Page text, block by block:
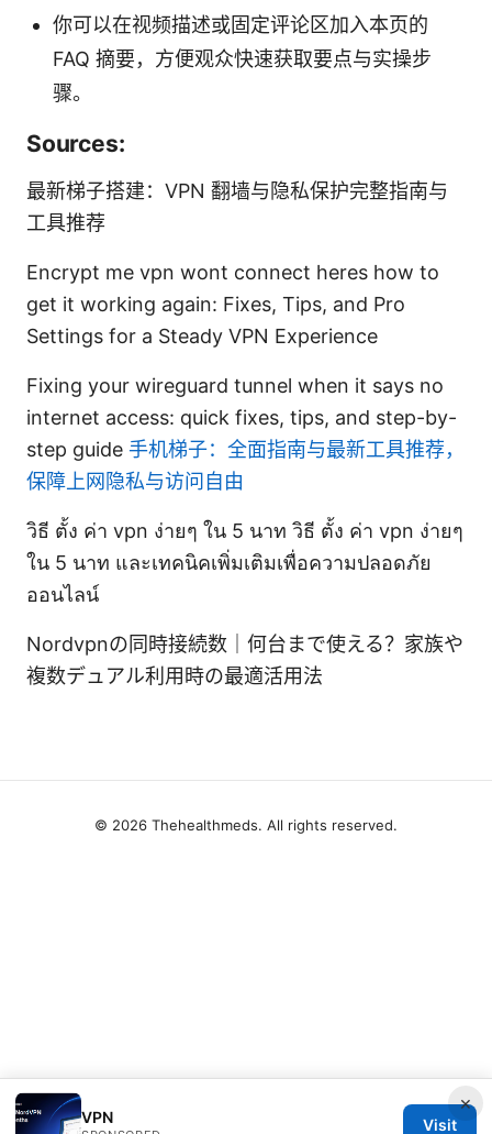
你可以在视频描述或固定评论区加入本页的
FAQ 摘要，方便观众快速获取要点与实操步
骤。
Sources:
最新梯子搭建：VPN 翻墙与隐私保护完整指南与
工具推荐
Encrypt me vpn wont connect heres how to
get it working again: Fixes, Tips, and Pro
Settings for a Steady VPN Experience
Fixing your wireguard tunnel when it says no
internet access: quick fixes, tips, and step-by-
step guide 手机梯子：全面指南与最新工具推荐，
保障上网隐私与访问自由
วิธี ตั้ง ค่า vpn ง่ายๆ ใน 5 นาท วิธี ตั้ง ค่า vpn ง่ายๆ
ใน 5 นาท และเทคนิคเพิ่มเติมเพื่อความปลอดภัย
ออนไลน์
Nordvpnの同時接続数｜何台まで使える？家族や
複数デュアル利用時の最適活用法
×
VPN Visit
© 2026 Thehealthmeds. All rights reserved.